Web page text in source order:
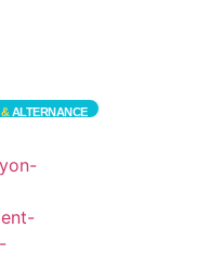
&ALTERNANCE